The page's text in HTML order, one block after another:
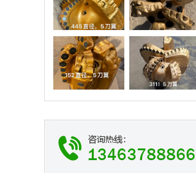
重庆PDC钻头